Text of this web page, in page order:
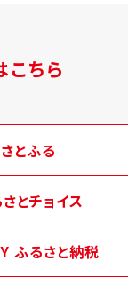
ちら
さとふる
とチョイス
ふるさと納税